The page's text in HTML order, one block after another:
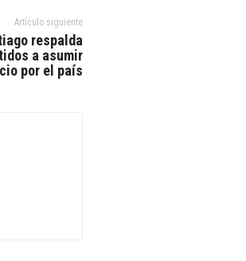
Artículo siguiente
respalda
a asumir
por el país